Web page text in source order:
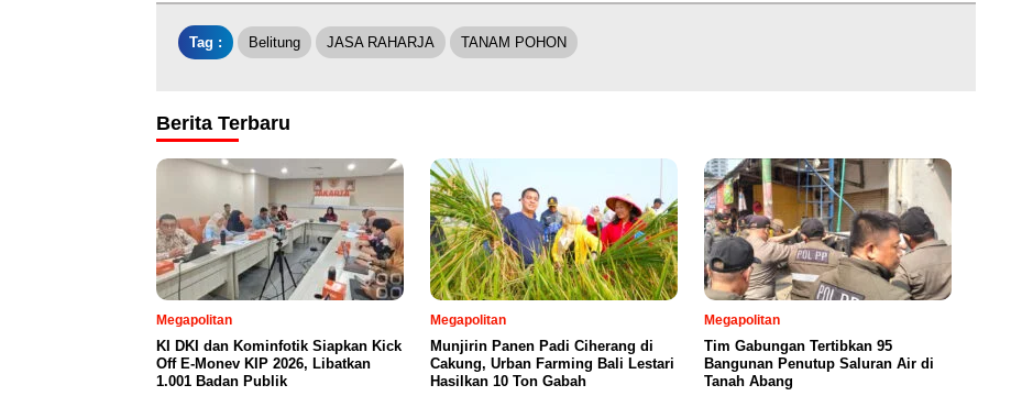
Tag : Belitung JASA RAHARJA TANAM POHON
Berita Terbaru
Megapolitan
KI DKI dan Kominfotik Siapkan Kick
Off E-Monev KIP 2026, Libatkan
1.001 Badan Publik
Megapolitan
Munjirin Panen Padi Ciherang di
Cakung, Urban Farming Bali Lestari
Hasilkan 10 Ton Gabah
Megapolitan
Tim Gabungan Tertibkan 95
Bangunan Penutup Saluran Air di
Tanah Abang